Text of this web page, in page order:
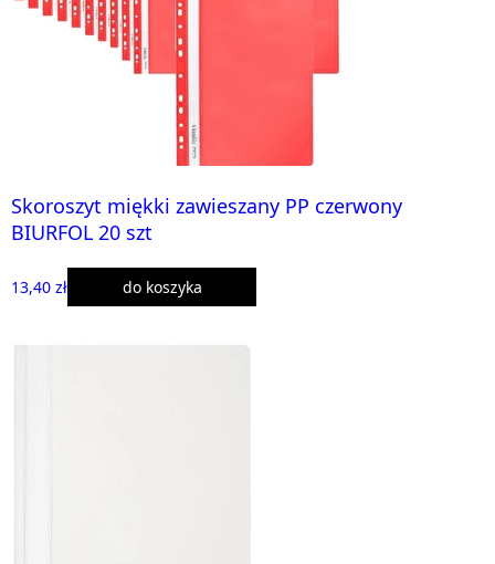
Skoroszyt miękki zawieszany PP czerwony
BIURFOL 20 szt
13,40 zł do koszyka